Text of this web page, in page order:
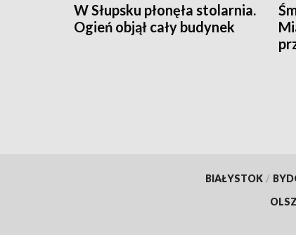
W Słupsku płonęła stolarnia.
Ogień objął cały budynek
BIAŁYSTOK /